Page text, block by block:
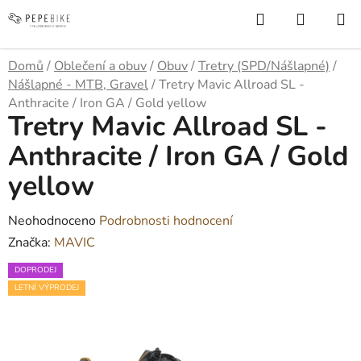
na
Hledat
KOŠÍK
Domů / Oblečení a obuv/ Obuv/Tretry (SPD/Nášlapné) /
Nášlapné - MTB, Gravel/Tretry Mavic Allroad SL -
Anthracite / Iron GA / Gold yellow
Tretry Mavic Allroad SL -
Anthracite / Iron GA / Gold
yellow
Průměrné
hodnocení
produktu
je
Neohodnoceno Podrobnosti hodnocení
Značka: MAVIC
DOPRODEJ
LETNÍ VÝPRODEJ